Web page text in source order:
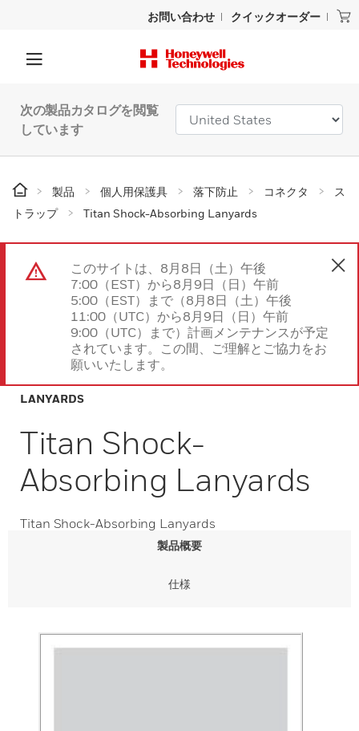
お問い合わせ クイックオーダー
次の製品カタログを閲覧
しています
製品 個人用保護具 落下防止 コネクタ
ス
トラップ
Titan Shock-Absorbing Lanyards
このサイトは、8月8日（土）午後
7:00（EST）から8月9日（日）午前
5:00（EST）まで（8月8日（土）午後
11:00（UTC）から8月9日（日）午前
9:00（UTC）まで）計画メンテナンスが予定
されています。この間、ご理解とご協力をお
願いいたします。
LANYARDS
Titan Shock-
Absorbing Lanyards
Titan Shock-Absorbing Lanyards
製品概要
仕様